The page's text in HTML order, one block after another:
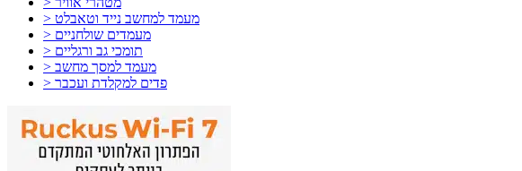
> מעמד למחשב נייד וטאבלט
> מעמדים שולחניים
> תומכי גב ורגליים
> מעמד למסך מחשב
> פדים למקלדת ועכבר